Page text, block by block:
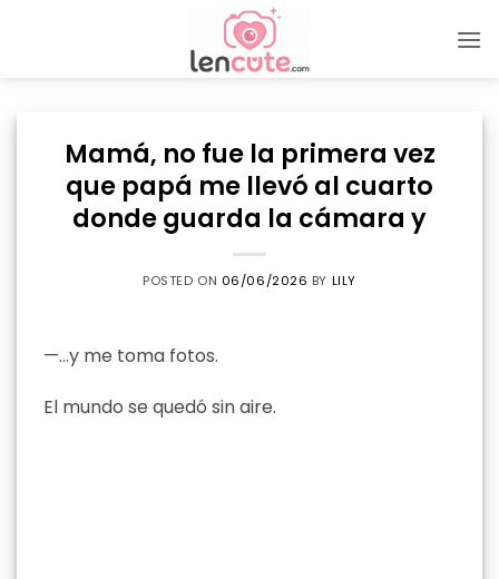
Mamá, no fue la primera vez
que papá me llevó al cuarto
donde guarda la cámara y
POSTED ON 06/06/2026 BY LILY
—…y me toma fotos.
El mundo se quedó sin aire.